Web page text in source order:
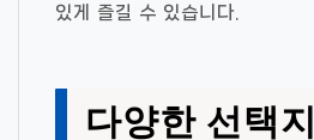
있게 즐길 수 있습니다.
다양한 선택